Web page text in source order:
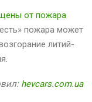
от пожара
пожара может
литий-
hevcars.com.ua